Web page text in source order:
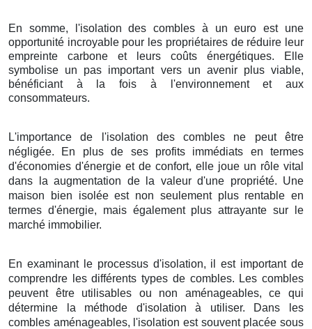
En somme, l'isolation des combles à un euro est une
opportunité incroyable pour les propriétaires de réduire leur
empreinte carbone et leurs coûts énergétiques. Elle
symbolise un pas important vers un avenir plus viable,
bénéficiant à la fois à l'environnement et aux
consommateurs.
L'importance de l'isolation des combles ne peut être
négligée. En plus de ses profits immédiats en termes
d'économies d'énergie et de confort, elle joue un rôle vital
dans la augmentation de la valeur d'une propriété. Une
maison bien isolée est non seulement plus rentable en
termes d'énergie, mais également plus attrayante sur le
marché immobilier.
En examinant le processus d'isolation, il est important de
comprendre les différents types de combles. Les combles
peuvent être utilisables ou non aménageables, ce qui
détermine la méthode d'isolation à utiliser. Dans les
combles aménageables, l'isolation est souvent placée sous